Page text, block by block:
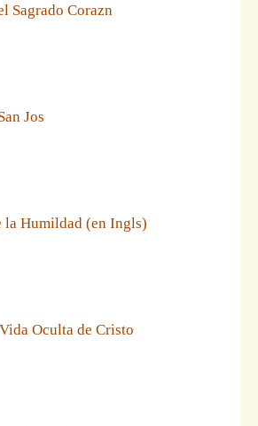
Sagrado Corazn
Jos
la Humildad (en Ingls)
Oculta de Cristo